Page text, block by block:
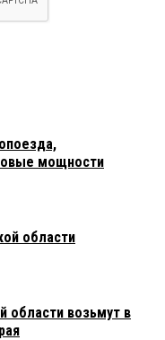
мощности
области
области возьмут в